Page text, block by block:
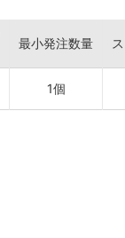
最小発注数量
1個